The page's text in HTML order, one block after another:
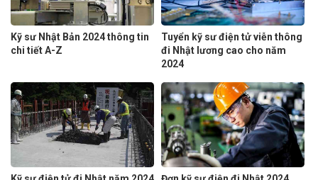
Kỹ sư Nhật Bản 2024 thông tin
chi tiết A-Z
Tuyển kỹ sư điện tử viễn thông
đi Nhật lương cao cho năm
2024